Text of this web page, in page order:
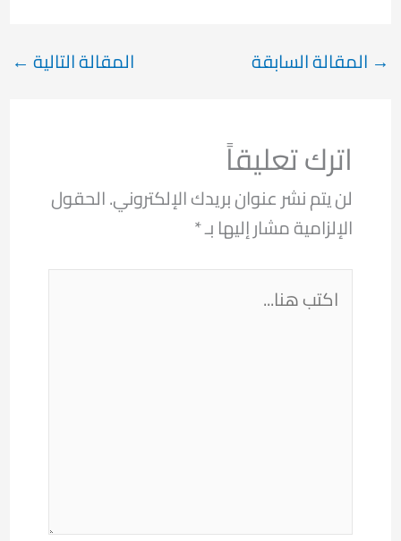
→ المقالة السابقة المقالة التالية ←
اترك تعليقاً
لن يتم نشر عنوان بريدك الإلكتروني.الحقول
الإلزامية مشار إليها بـ*
اكتب
هنا...